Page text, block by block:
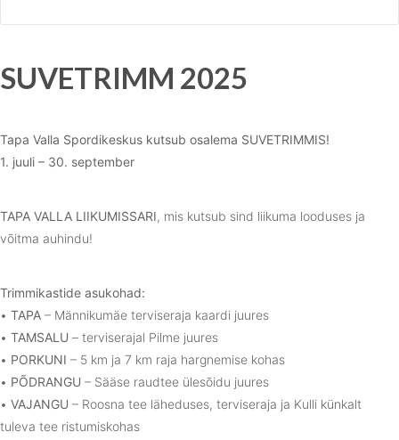
SUVETRIMM 2025
Tapa Valla Spordikeskus kutsub osalema SUVETRIMMIS!
1. juuli – 30. september
TAPA VALLA LIIKUMISSARI, mis kutsub sind liikuma looduses ja
võitma auhindu!
Trimmikastide asukohad:
• TAPA – Männikumäe terviseraja kaardi juures
• TAMSALU – terviserajal Pilme juures
• PORKUNI – 5 km ja 7 km raja hargnemise kohas
• PÕDRANGU – Sääse raudtee ülesõidu juures
• VAJANGU – Roosna tee läheduses, terviseraja ja Kulli künkalt
tuleva tee ristumiskohas